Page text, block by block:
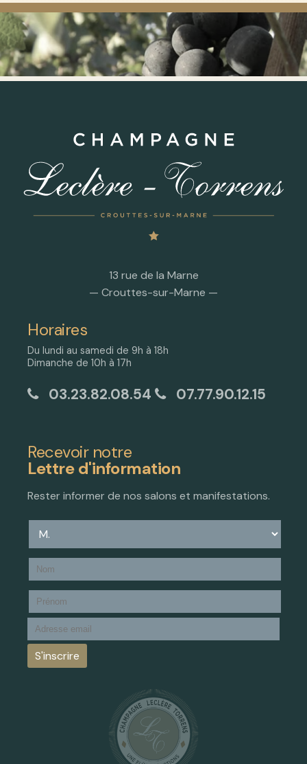
13 rue de la Marne
— Crouttes-sur-Marne —
Horaires
Du lundi au samedi de 9h à 18h
Dimanche de 10h à 17h
03.23.82.08.54 07.77.90.12.15
Recevoir notre
Lettre d'information
Rester informer de nos salons et manifestations.